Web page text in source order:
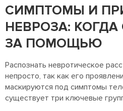
СИМПТОМЫ И
НЕВРОЗА:
ЗА ПОМОЩЬЮ
Распознать невротическое
непросто, так как его
маскируются под симптомы
существует три ключевые